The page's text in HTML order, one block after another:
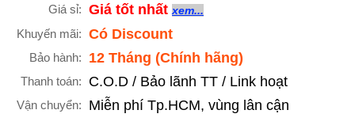
Giá sỉ: Giá tốt nhất xem...
Khuyến mãi: Có Discount
Bảo hành: 12 Tháng (Chính hãng)
Thanh toán: C.O.D / Bảo lãnh TT / Link hoạt
Vận chuyển: Miễn phí Tp.HCM, vùng lân cận